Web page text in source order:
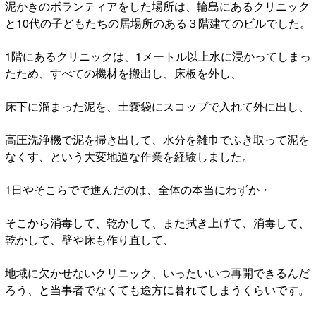
泥かきのボランティアをした場所は、輪島にあるクリニック
と10代の子どもたちの居場所のある３階建てのビルでした。
1階にあるクリニックは、1メートル以上水に浸かってしまっ
たため、すべての機材を搬出し、床板を外し、
床下に溜まった泥を、土嚢袋にスコップで入れて外に出し、
高圧洗浄機で泥を掃き出して、水分を雑巾でふき取って泥を
なくす、という大変地道な作業を経験しました。
1日やそこらでで進んだのは、全体の本当にわずか・
そこから消毒して、乾かして、また拭き上げて、消毒して、
乾かして、壁や床も作り直して、
地域に欠かせないクリニック、いったいいつ再開できるんだ
ろう、と当事者でなくても途方に暮れてしまうくらいです。